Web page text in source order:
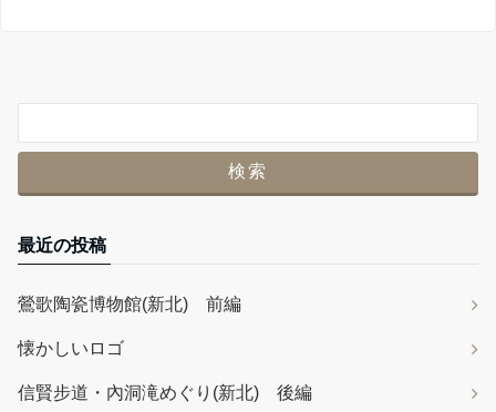
最近の投稿
鶯歌陶瓷博物館(新北) 前編
懐かしいロゴ
信賢步道・內洞滝めぐり(新北) 後編